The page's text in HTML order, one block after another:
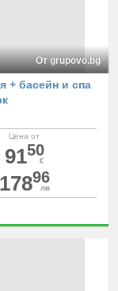
От grupovo.bg
+ басейн и спа
Цена от
9150
€
17896
лв